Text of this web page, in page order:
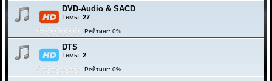
DVD-Audio & SACD
Темы: 27
Рейтинг: 0%
DTS
Темы: 2
Рейтинг: 0%